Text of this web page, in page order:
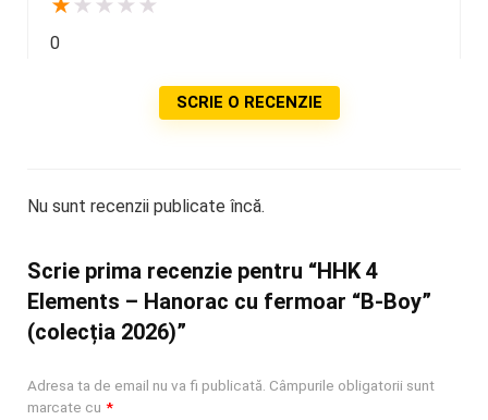
★ ★ ★ ★ ★
0
SCRIE O RECENZIE
Nu sunt recenzii publicate încă.
Scrie prima recenzie pentru “HHK 4
Elements – Hanorac cu fermoar “B-Boy”
(colecția 2026)”
Adresa ta de email nu va fi publicată. Câmpurile obligatorii sunt
marcate cu *